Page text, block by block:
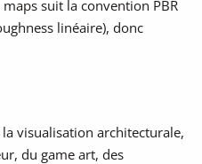
suit la convention PBR
linéaire), donc
visualisation architecturale,
du game art, des